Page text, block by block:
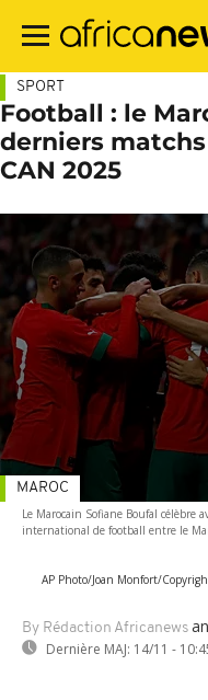
contenu
SPORT
Football : le
derniers
CAN 2025
Le Marocain Sofiane Boufal célèbre
international de football entre le
AP Photo/Joan Monfort/
By Rédaction Africanews
Dernière MAJ: 14/11 -
MAROC